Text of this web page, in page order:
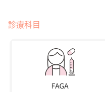
診療科目